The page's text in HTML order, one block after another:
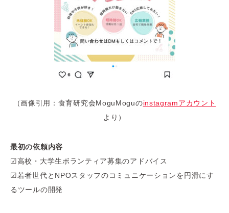
（画像引用：食育研究会MoguMoguのinstagramアカウント
より）
最初の依頼内容
☑高校・大学生ボランティア募集のアドバイス
☑若者世代とNPOスタッフのコミュニケーションを円滑にす
るツールの開発